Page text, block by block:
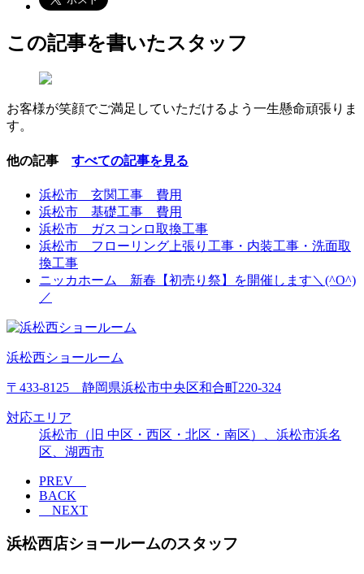
この記事を書いたスタッフ
お客様が笑顔でご満足していただけるよう一生懸命頑張りま
す。
他の記事 すべての記事を見る
浜松市 玄関工事 費用
浜松市 基礎工事 費用
浜松市 ガスコンロ取換工事
浜松市 フローリング上張り工事・内装工事・洗面取
換工事
ニッカホーム 新春【初売り祭】を開催します＼(^O^)
／
浜松西ショールーム
〒433-8125 静岡県浜松市中央区和合町220-324
対応エリア
浜松市（旧 中区・西区・北区・南区）、浜松市浜名
区、湖西市
PREV
BACK
NEXT
浜松西店ショールームのスタッフ